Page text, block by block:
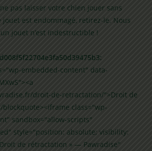
pas laisser votre chien jouer sans
jouet est endommagé, retirez-le. Nous
jouet n’est indestructible !
embedded-content" data-
droit-de-retractation/">Droit de
class="wp-
sandbox="allow-scripts"
style="position: absolute; visibility:
de rétractation » — Pawradise"